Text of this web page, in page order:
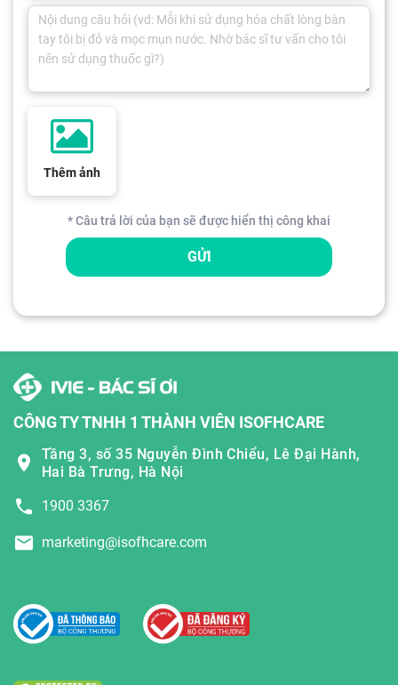
Thêm ảnh
* Câu trả lời của bạn sẽ được hiển thị công khai
GỬI
CÔNG TY TNHH 1 THÀNH VIÊN ISOFHCARE
Tầng 3, số 35 Nguyễn Đình Chiểu, Lê Đại Hành,
Hai Bà Trưng, Hà Nội
1900 3367
marketing@isofhcare.com